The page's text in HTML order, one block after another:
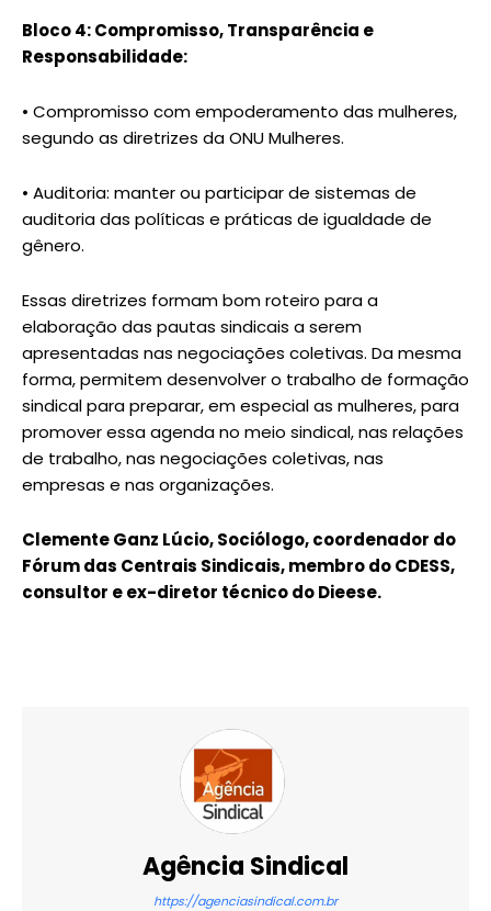
Bloco 4: Compromisso, Transparência e
Responsabilidade:
• Compromisso com empoderamento das mulheres,
segundo as diretrizes da ONU Mulheres.
• Auditoria: manter ou participar de sistemas de
auditoria das políticas e práticas de igualdade de
gênero.
Essas diretrizes formam bom roteiro para a
elaboração das pautas sindicais a serem
apresentadas nas negociações coletivas. Da mesma
forma, permitem desenvolver o trabalho de formação
sindical para preparar, em especial as mulheres, para
promover essa agenda no meio sindical, nas relações
de trabalho, nas negociações coletivas, nas
empresas e nas organizações.
Clemente Ganz Lúcio, Sociólogo, coordenador do
Fórum das Centrais Sindicais, membro do CDESS,
consultor e ex-diretor técnico do Dieese.
Agência Sindical
https://agenciasindical.com.br